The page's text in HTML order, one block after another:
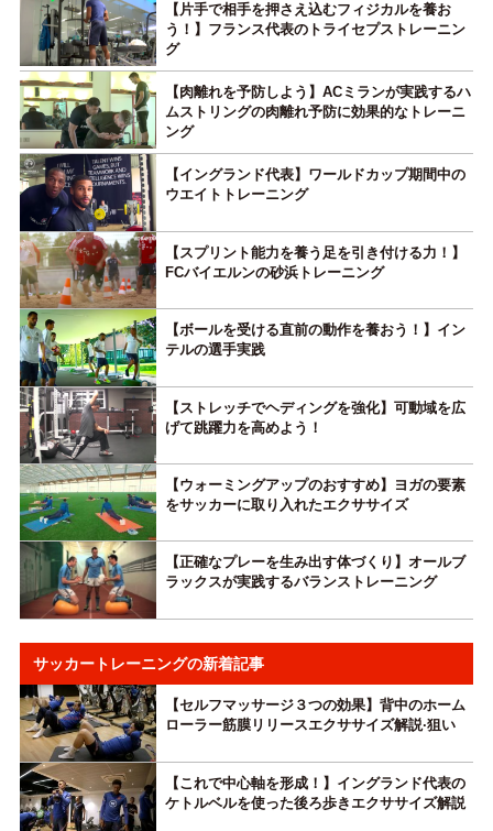
【片手で相手を押さえ込むフィジカルを養お
う！】フランス代表のトライセプストレーニン
グ
【肉離れを予防しよう】ACミランが実践するハ
ムストリングの肉離れ予防に効果的なトレーニ
ング
【イングランド代表】ワールドカップ期間中の
ウエイトトレーニング
【スプリント能力を養う足を引き付ける力！】
FCバイエルンの砂浜トレーニング
【ボールを受ける直前の動作を養おう！】イン
テルの選手実践
【ストレッチでヘディングを強化】可動域を広
げて跳躍力を高めよう！
【ウォーミングアップのおすすめ】ヨガの要素
をサッカーに取り入れたエクササイズ
【正確なプレーを生み出す体づくり】オールブ
ラックスが実践するバランストレーニング
サッカートレーニングの新着記事
【セルフマッサージ３つの効果】背中のホーム
ローラー筋膜リリースエクササイズ解説·狙い
【これで中心軸を形成！】イングランド代表の
ケトルベルを使った後ろ歩きエクササイズ解説